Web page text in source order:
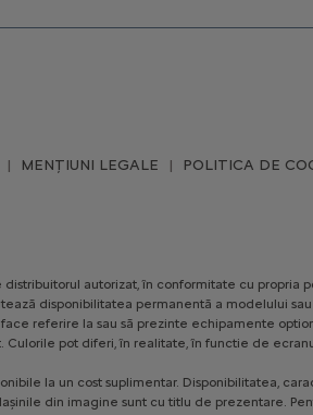
MENȚIUNI LEGALE POLITICA DE
autorizat, în conformitate cu
disponibilitatea permanentă a modelului
referire la sau să prezinte echipamente
pot diferi, în realitate, în functie de
la un cost suplimentar. Disponibilitatea,
din imagine sunt cu titlu de prezentare.